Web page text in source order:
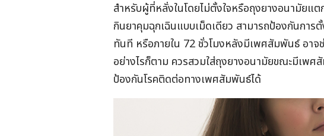
สำหรับผู้ที่หลั่งในโดยไม่ตั้งใจหรือถุงยางอนามัย
กินยาคุมฉุกเฉินแบบเม็ดเดียว สามารถป้องกันการ
ทันที หรือภายใน 72 ชั่วโมงหลังมีเพศสัมพันธ์ อา
อย่างไรก็ตาม ควรสวมใส่ถุงยางอนามัยขณะมีเพศ
ป้องกันโรคติดต่อทางเพศสัมพันธ์ได้